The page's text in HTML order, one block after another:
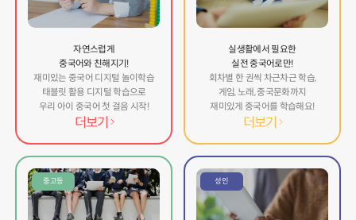
자연스럽게
중국어와 친해지기!
재미있는 중국어 디지털 놀이학습
태블릿 활용 디지털 학습으로
우리 아이 중국어 첫 걸음 시작!
더보기
실생활에서 필요한
실전 중국어로만!
회차별 한 권씩 차근차근 학습,
게임, 노래, 중국문화까지
재미있게 중국어를 학습해요!
더보기
중고등 성인